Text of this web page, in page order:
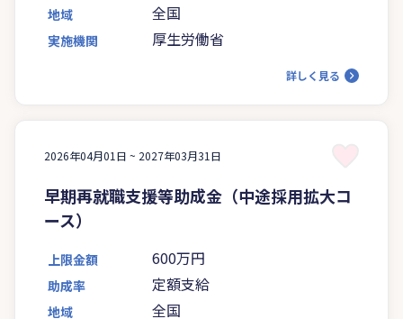
地域 全国
実施機関 厚生労働省
詳しく見る
2026年04月01日 ~ 2027年03月31日
早期再就職支援等助成金（中途採用拡大コ
ース）
上限金額 600万円
助成率 定額支給
地域 全国